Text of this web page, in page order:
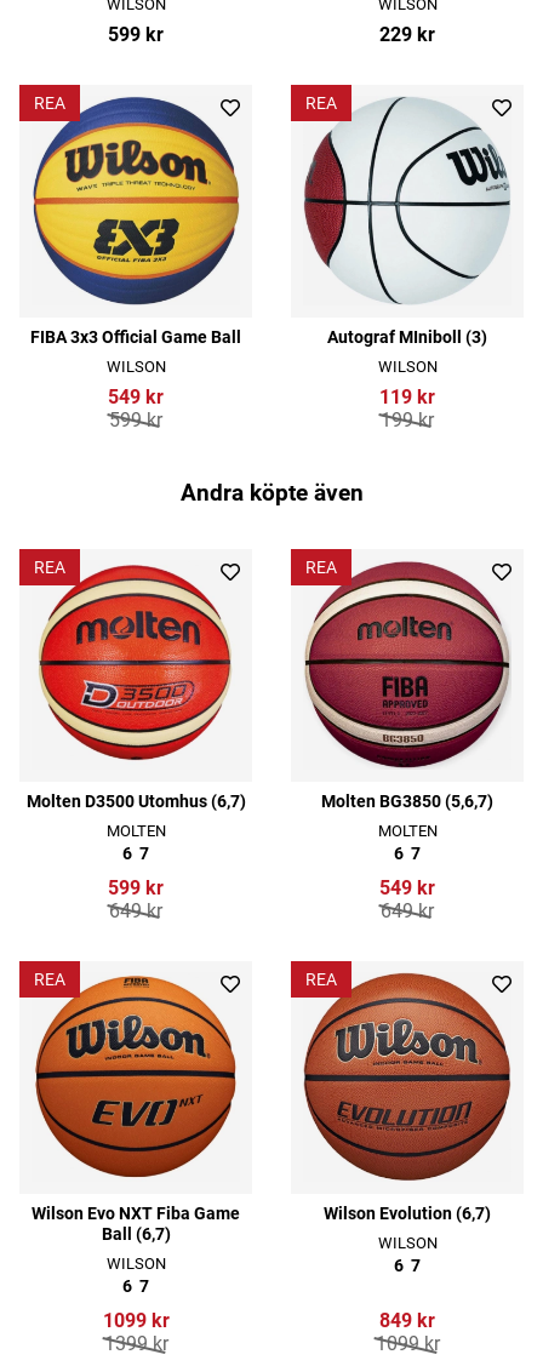
WILSON
599 kr
WILSON
229 kr
REA
FIBA 3x3 Official Game Ball
WILSON
549 kr
599 kr
REA
Autograf MIniboll (3)
WILSON
119 kr
199 kr
Andra köpte även
REA
Molten D3500 Utomhus (6,7)
MOLTEN
6 7
599 kr
649 kr
REA
Molten BG3850 (5,6,7)
MOLTEN
6 7
549 kr
649 kr
REA
Wilson Evo NXT Fiba Game
Ball (6,7)
WILSON
6 7
1099 kr
1399 kr
REA
Wilson Evolution (6,7)
WILSON
6 7
849 kr
1099 kr